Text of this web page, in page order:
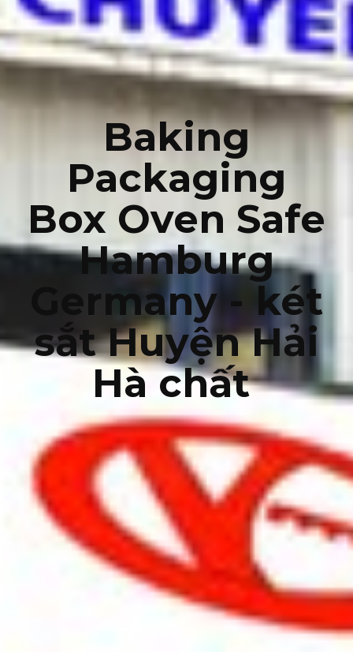
Baking
Packaging
Box Oven Safe
Hamburg
Germany - két
sắt Huyện Hải
Hà chất